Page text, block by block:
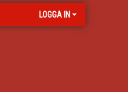
LOGGA IN